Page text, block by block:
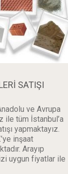
SATIŞI
ve Avrupa
ile tüm İstanbul’a
yapmaktayız.
inşaat
Arayıp
uygun fiyatlar ile